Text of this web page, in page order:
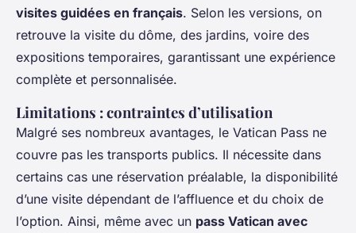
visites guidées en français. Selon les versions, on
retrouve la visite du dôme, des jardins, voire des
expositions temporaires, garantissant une expérience
complète et personnalisée.
Limitations : contraintes d’utilisation
Malgré ses nombreux avantages, le Vatican Pass ne
couvre pas les transports publics. Il nécessite dans
certains cas une réservation préalable, la disponibilité
d’une visite dépendant de l’affluence et du choix de
l’option. Ainsi, même avec un pass Vatican avec